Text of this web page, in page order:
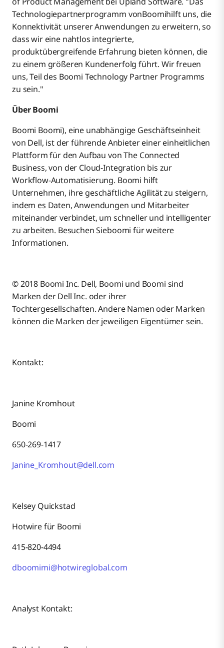
Technologiepartnerprogramm vonBoomihilft uns, die
Konnektivität unserer Anwendungen zu erweitern, so
dass wir eine nahtlos integrierte,
produktübergreifende Erfahrung bieten können, die
zu einem größeren Kundenerfolg führt. Wir freuen
uns, Teil des Boomi Technology Partner Programms
zu sein."
Über Boomi
Boomi Boomi), eine unabhängige Geschäftseinheit
von Dell, ist der führende Anbieter einer einheitlichen
Plattform für den Aufbau von The Connected
Business, von der Cloud-Integration bis zur
Workflow-Automatisierung. Boomi hilft
Unternehmen, ihre geschäftliche Agilität zu steigern,
indem es Daten, Anwendungen und Mitarbeiter
miteinander verbindet, um schneller und intelligenter
zu arbeiten. Besuchen Sieboomi für weitere
Informationen.
© 2018 Boomi Inc. Dell, Boomi und Boomi sind
Marken der Dell Inc. oder ihrer
Tochtergesellschaften. Andere Namen oder Marken
können die Marken der jeweiligen Eigentümer sein.
Kontakt:
Janine Kromhout
Boomi
650-269-1417
Janine_Kromhout@dell.com
Kelsey Quickstad
Hotwire für Boomi
415-820-4494
dboomimi@hotwireglobal.com
Analyst Kontakt: